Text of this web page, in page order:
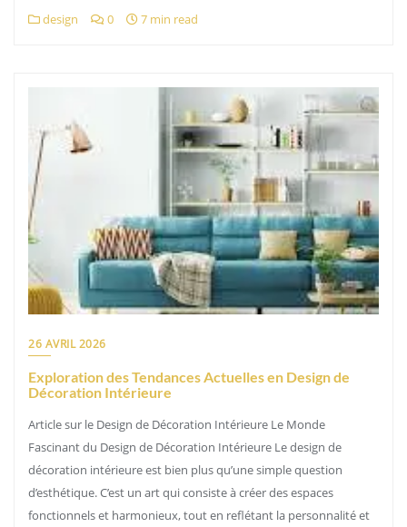
design 0 7 min read
26 AVRIL 2026
Exploration des Tendances Actuelles en Design de
Décoration Intérieure
Article sur le Design de Décoration Intérieure Le Monde
Fascinant du Design de Décoration Intérieure Le design de
décoration intérieure est bien plus qu’une simple question
d’esthétique. C’est un art qui consiste à créer des espaces
fonctionnels et harmonieux, tout en reflétant la personnalité et